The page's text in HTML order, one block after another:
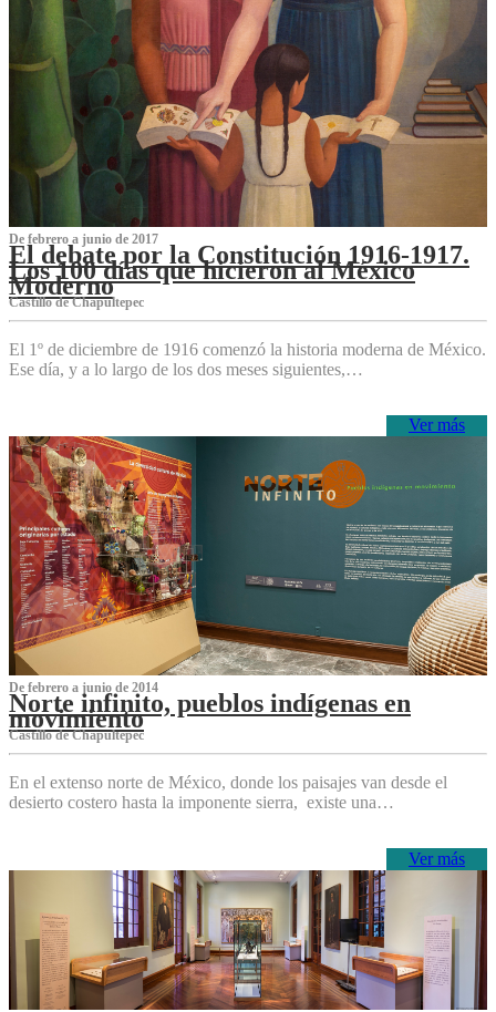
De febrero a junio de 2017
El debate por la Constitución 1916-1917.
Los 100 días que hicieron al México
Moderno
Castillo de Chapultepec
El 1º de diciembre de 1916 comenzó la historia moderna de México.
Ese día, y a lo largo de los dos meses siguientes,…
Ver más
De febrero a junio de 2014
Norte infinito, pueblos indígenas en
movimiento
Castillo de Chapultepec
En el extenso norte de México, donde los paisajes van desde el
desierto costero hasta la imponente sierra, existe una…
Ver más